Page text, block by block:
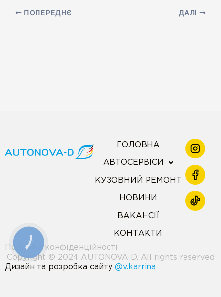
ПОПЕРЕДНЄ ДАЛІ
ГОЛОВНА
АВТОСЕРВІСИ
КУЗОВНИЙ РЕМОНТ
НОВИНИ
ВАКАНСІЇ
КОНТАКТИ
Copyright © 2024 AUTONOVA-D. All rights reserved
Політика конфіденційності
Дизайн та розробка сайту @v.karrina
КНОПКА
ЗВ'ЯЗКУ